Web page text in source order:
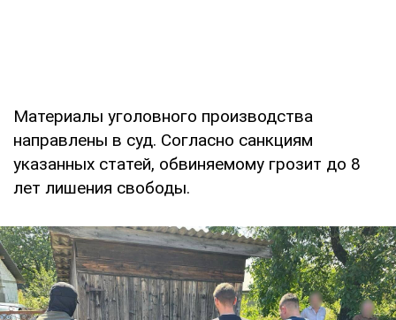
Материалы уголовного производства
направлены в суд. Согласно санкциям
указанных статей, обвиняемому грозит до 8
лет лишения свободы.